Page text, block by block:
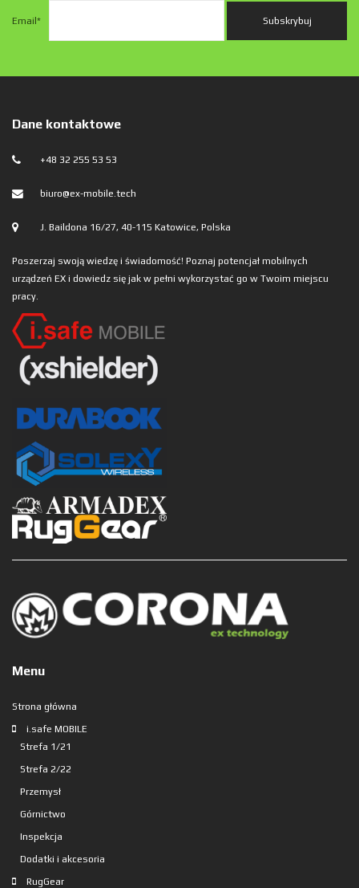
Email *
Dane kontaktowe
+48 32 255 53 53
biuro@ex-mobile.tech
J. Baildona 16/27, 40-115 Katowice, Polska
Poszerzaj swoją wiedzę i świadomość! Poznaj potencjał mobilnych
urządzeń EX i dowiedz się jak w pełni wykorzystać go w Twoim miejscu
pracy.
Menu
Strona główna
i.safe MOBILE
Strefa 1/21
Strefa 2/22
Przemysł
Górnictwo
Inspekcja
Dodatki i akcesoria
RugGear